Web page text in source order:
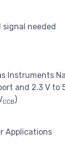
needed
Instruments
and 2.3 V to
CCB)
Applications